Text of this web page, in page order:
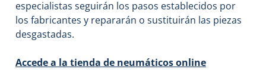
especialistas seguirán los pasos establecidos por
los fabricantes y repararán o sustituirán las piezas
desgastadas.
Accede a la tienda de neumáticos online